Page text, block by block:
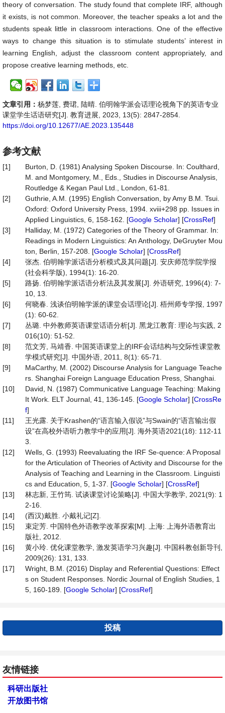
theory of conversation. The study found that complete IRF, although
it exists, is not common. Moreover, the teacher speaks a lot and the
students speak little in classroom interactions. One of the effective
ways to change this situation is to stimulate students’ interest in
learning English, adjust the classroom content appropriately, and
propose creative learning methods, etc.
文章引用： 杨梦莲, 费珺, 陆晴. 伯明翰学派会话理论视角下的英语专业
课堂学生话语研究[J]. 教育进展, 2023, 13(5): 2847-2854.
https://doi.org/10.12677/AE.2023.135448
参考文献
[1]
Burton, D. (1981) Analysing Spoken Discourse. In: Coulthard,
M. and Montgomery, M., Eds., Studies in Discourse Analysis,
Routledge & Kegan Paul Ltd., London, 61-81.
[2]
Guthrie, A.M. (1995) English Conversation, by Amy B.M. Tsui.
Oxford: Oxford University Press, 1994. xviii+298 pp. Issues in
Applied Linguistics, 6, 158-162. [Google Scholar] [CrossRef]
[3]
Halliday, M. (1972) Categories of the Theory of Grammar. In:
Readings in Modern Linguistics: An Anthology, DeGruyter Mou
ton, Berlin, 157-208. [Google Scholar] [CrossRef]
[4]
张杰. 伯明翰学派话语分析模式及其问题[J]. 安庆师范学院学报
(社会科学版), 1994(1): 16-20.
[5]
路扬. 伯明翰学派话语分析法及其发展[J]. 外语研究, 1996(4): 7-
10, 13.
[6]
何晓春. 浅谈伯明翰学派的课堂会话理论[J]. 梧州师专学报, 1997
(1): 60-62.
[7]
丛璐. 中外教师英语课堂话语分析[J]. 黑龙江教育: 理论与实践, 2
016(10): 51-52.
[8]
范文芳, 马靖香. 中国英语课堂上的IRF会话结构与交际性课堂教
学模式研究[J]. 中国外语, 2011, 8(1): 65-71.
[9]
MaCarthy, M. (2002) Discourse Analysis for Language Teache
rs. Shanghai Foreign Language Education Press, Shanghai.
[10]
David, N. (1987) Communicative Language Teaching: Making
It Work. ELT Journal, 41, 136-145. [Google Scholar] [CrossRe
f]
[11]
王光露. 关于Krashen的“语言输入假说”与Swain的“语言输出假
设”在高校外语听力教学中的应用[J]. 海外英语2021(18): 112-11
3.
[12]
Wells, G. (1993) Reevaluating the IRF Se-quence: A Proposal
for the Articulation of Theories of Activity and Discourse for the
Analysis of Teaching and Learning in the Classroom. Linguisti
cs and Education, 5, 1-37. [Google Scholar] [CrossRef]
[13]
林志新, 王竹筠. 试谈课堂讨论策略[J]. 中国大学教学, 2021(9): 1
2-16.
[14]
(西汉)戴胜. 小戴礼记[Z].
[15]
束定芳. 中国特色外语教学改革探索[M]. 上海: 上海外语教育出
版社, 2012.
[16]
黄小玲. 优化课堂教学, 激发英语学习兴趣[J]. 中国科教创新导刊,
2009(26): 131, 133.
[17]
Wright, B.M. (2016) Display and Referential Questions: Effect
s on Student Responses. Nordic Journal of English Studies, 1
5, 160-189. [Google Scholar] [CrossRef]
投稿
友情链接
科研出版社
开放图书馆